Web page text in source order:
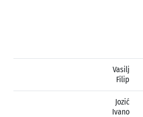
Vasilj
Filip
Jozić
Ivano